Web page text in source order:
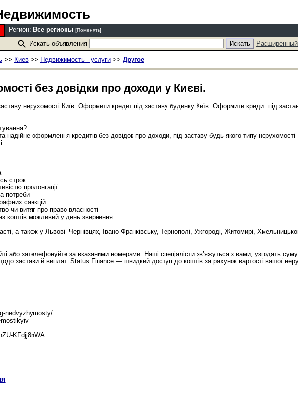
Регион: Все регионы [Поменять]
Искать объявления Расширенный
>> Киев>> Недвижимость - услуги>> Другое
без довідки про доходи у Києві.
нерухомості Київ. Оформити кредит під заставу будинку Київ. Оформити кредит під
надійне оформлення кредитів без довідок про доходи, під заставу будь-якого типу
строк
пролонгації
потреби
санкцій
чи витяг про право власності
коштів можливий у день звернення
а також у Львові, Чернівцях, Івано-Франківську, Тернополі, Ужгороді, Житомирі,
або зателефонуйте за вказаними номерами. Наші спеціалісти зв’яжуться з вами, узгодять
застави й виплат. Status Finance — швидкий доступ до коштів за рахунок вартості вашої
nedvyzhymosty/
KFdjj8nWA